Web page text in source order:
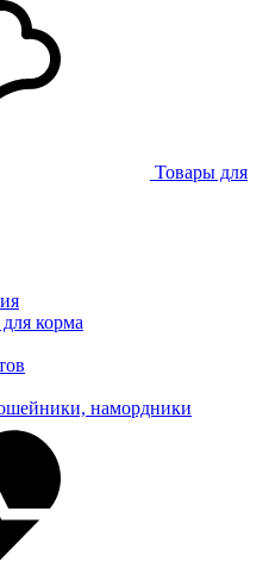
Товары для
корма
намордники